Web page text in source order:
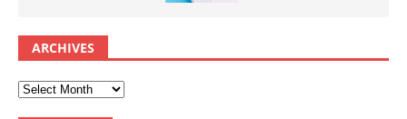
ARCHIVES